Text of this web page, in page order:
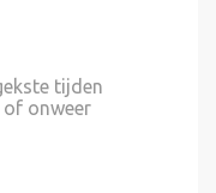
tijden
onweer